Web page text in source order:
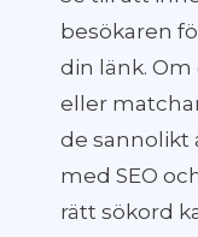
besökaren
din länk.
eller
de sannolikt
med SEO
rätt sökord